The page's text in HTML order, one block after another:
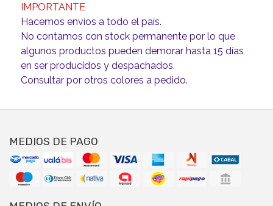
IMPORTANTE
Hacemos envíos a todo el país.
No contamos con stock permanente por lo que
algunos productos pueden demorar hasta 15 días
en ser producidos y despachados.
Consultar por otros colores a pedido.
MEDIOS DE PAGO